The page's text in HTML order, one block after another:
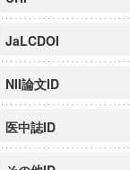
JaLCDOI
NII論文ID
医中誌ID